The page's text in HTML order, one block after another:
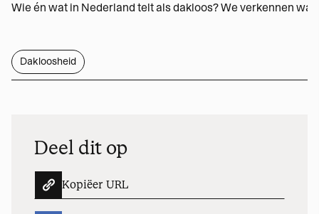
Dakloosheid
Deel dit op
Kopiëer URL